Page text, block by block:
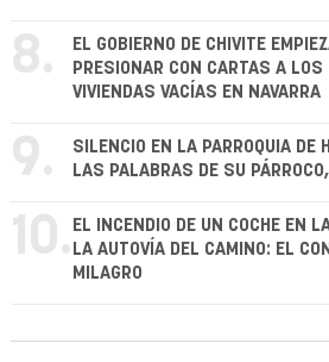
8.
EL GOBIERNO DE CHIVITE
PRESIONAR CON CARTAS A LOS
VIVIENDAS VACÍAS EN NAVARRA
9.
SILENCIO EN LA PARROQUIA DE
LAS PALABRAS DE SU
10. EL INCENDIO DE UN COCHE EN
LA AUTOVÍA DEL CAMINO: EL
MILAGRO